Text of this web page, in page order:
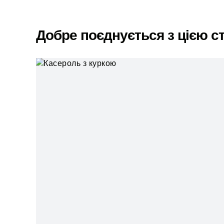
Добре поєднується з цією